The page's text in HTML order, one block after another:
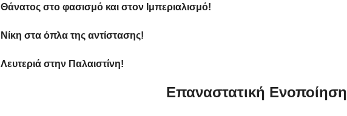
Θάνατος στο φασισμό και στον Ιμπεριαλισμό!
Νίκη στα όπλα της αντίστασης!
Λευτεριά στην Παλαιστίνη!
Επαναστατική Ενοποίηση